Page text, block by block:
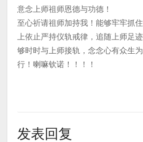
意念上师祖师恩德与功德！
至心祈请祖师加持我！能够牢牢抓
上依止严持仪轨戒律，追随上师足
够时时与上师接轨，念念心有众生
行！喇嘛钦诺！！！！
发表回复